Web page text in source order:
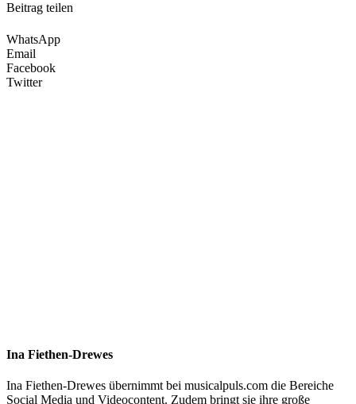
Beitrag teilen
WhatsApp
Email
Facebook
Twitter
Ina Fiethen-Drewes
Ina Fiethen-Drewes übernimmt bei musicalpuls.com die Bereiche
Social Media und Videocontent. Zudem bringt sie ihre große